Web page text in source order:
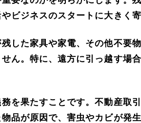
ビジネスのスタートに大きく
した家具や家電、その他不要
ん。特に、遠方に引っ越す場
を果たすことです。不動産取
品が原因で、害虫やカビが発